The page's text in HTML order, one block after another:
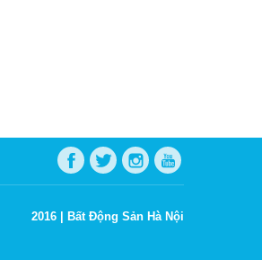
2016 | Bất Động Sản Hà Nội